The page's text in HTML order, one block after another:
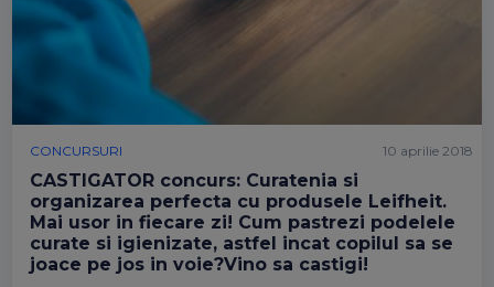
CONCURSURI
CASTIGATOR concurs: Curatenia si
organizarea perfecta cu produsele Leifheit.
Mai usor in fiecare zi! Cum pastrezi podelele
curate si igienizate, astfel incat copilul sa se
joace pe jos in voie?Vino sa castigi!
10 aprilie 2018